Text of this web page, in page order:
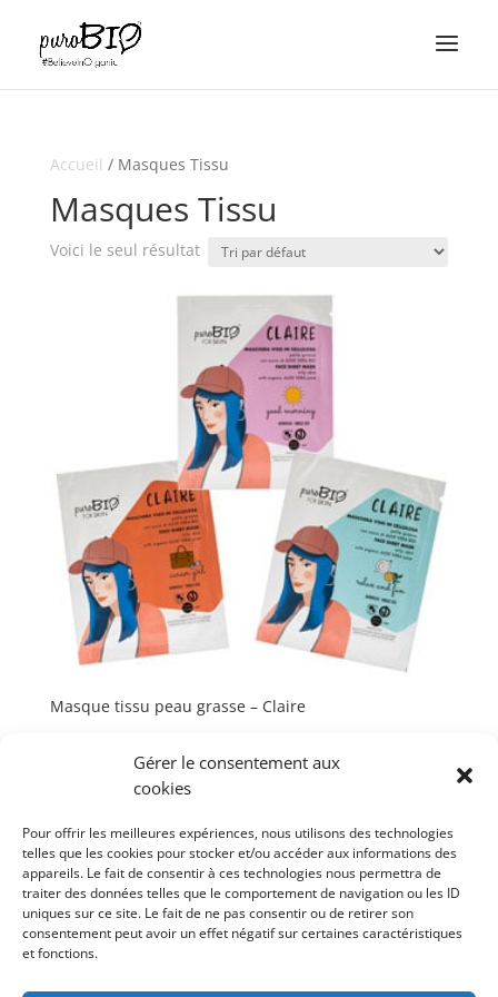
Gérer le consentement aux
cookies
Pour offrir les meilleures expériences, nous utilisons des technologies
telles que les cookies pour stocker et/ou accéder aux informations des
appareils. Le fait de consentir à ces technologies nous permettra de
traiter des données telles que le comportement de navigation ou les ID
uniques sur ce site. Le fait de ne pas consentir ou de retirer son
consentement peut avoir un effet négatif sur certaines caractéristiques
et fonctions.
Accueil / Masques Tissu
Masques Tissu
Voici le seul résultat
Masque tissu peau grasse – Claire
Points de vente–Contacts–Mentions légales–INCI
Mode d’emploi
Actualités
DEVENEZ REVENDEUR PUROBIO COSMETICS